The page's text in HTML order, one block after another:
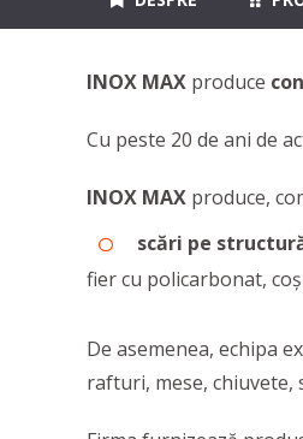
INOX MAX produce
Cu peste 20 de ani de
INOX MAX produce,
scări pe
fier cu policarbonat,
De asemenea, echipa
rafturi, mese, chiuvete,